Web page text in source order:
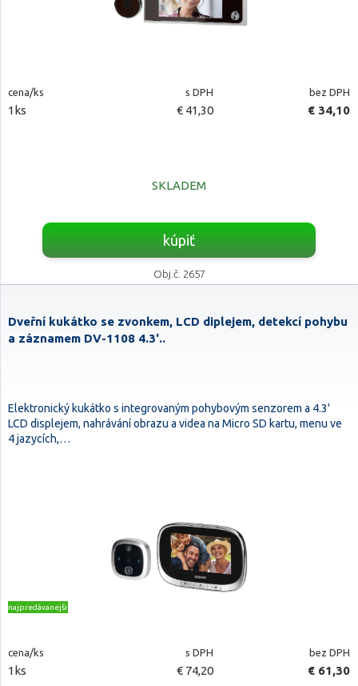
cena/ks s DPH bez DPH
1ks € 41,30 € 34,10
SKLADEM
kúpiť
Obj.č. 2657
Dveřní kukátko se zvonkem, LCD diplejem, detekcí pohybu
a záznamem DV-1108 4.3'..
Elektronický kukátko s integrovaným pohybovým senzorem a 4.3'
LCD displejem, nahrávání obrazu a videa na Micro SD kartu, menu ve
4 jazycích,…
najpredávanejšie
cena/ks s DPH bez DPH
1ks € 74,20 € 61,30